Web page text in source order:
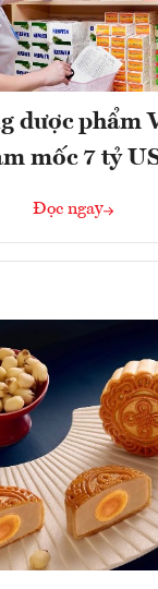
dược phẩm
mốc 7 tỷ
Đọc ngay